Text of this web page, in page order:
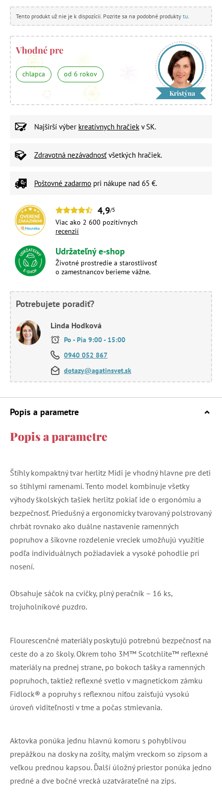
Tento produkt už nie je k dispozícii. Pozrite sa na podobné produkty tu
Vhodné pre
chlapca od 6 rokov
Kristýna
Najširší výber kreatívnych hračiek v SK.
Zdravotná nezávadnosť všetkých hračiek.
Poštovné zadarmo pri nákupe nad 65 €.
4,9/5
Viac ako 2 600 pozitívnych
recenzií
Udržateľný e-shop
Životné prostredie a starostlivosť
o zamestnancov berieme vážne.
Potrebujete poradiť?
Linda Hodková
Po - Pia 9:00 - 15:00
0940 052 867
dotazy@agatinsvet.sk
Popis a parametre
Popis a parametre
Štíhly kompaktný tvar herlitz Midi je vhodný hlavne pre deti
so štíhlymi ramenami. Tento model kombinuje všetky
výhody školských tašiek herlitz pokiaľ ide o ergonómiu a
bezpečnosť. Priedušný a ergonomicky tvarovaný polstrovaný
chrbát rovnako ako duálne nastavenie ramenných
popruhov a šikovne rozdelenie vreciek umožňujú využitie
podľa individuálnych požiadaviek a vysoké pohodlie pri
nosení.
Obsahuje sáčok na cvičky, plný peračník – 16 ks,
trojuholníkové puzdro.
Flourescenčné materiály poskytujú potrebnú bezpečnosť na
ceste do a zo školy. Okrem toho 3M™ Scotchlite™ reflexné
materiály na prednej strane, po bokoch tašky a ramenných
popruhoch, taktiež reflexné svetlo v magnetickom zámku
Fidlock® a popruhy s reflexnou niťou zaisťujú vysokú
úroveň viditeľnosti v tme a počas stmievania.
Aktovka ponúka jednu hlavnú komoru s pohyblivou
prepážkou na dosky na zošity, malým vreckom so zipsom a
veľkou prednou kapsou. Ďalší úložný priestor ponúka jedno
predné a dve bočné vrecká uzatvárateľné na zips.